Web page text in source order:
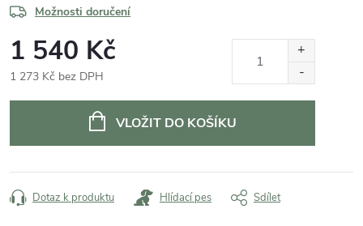
Možnosti doručení
1 540 Kč
1 273 Kč bez DPH
VLOŽIT DO KOŠÍKU
Dotaz k produktu Hlídací pes Sdílet